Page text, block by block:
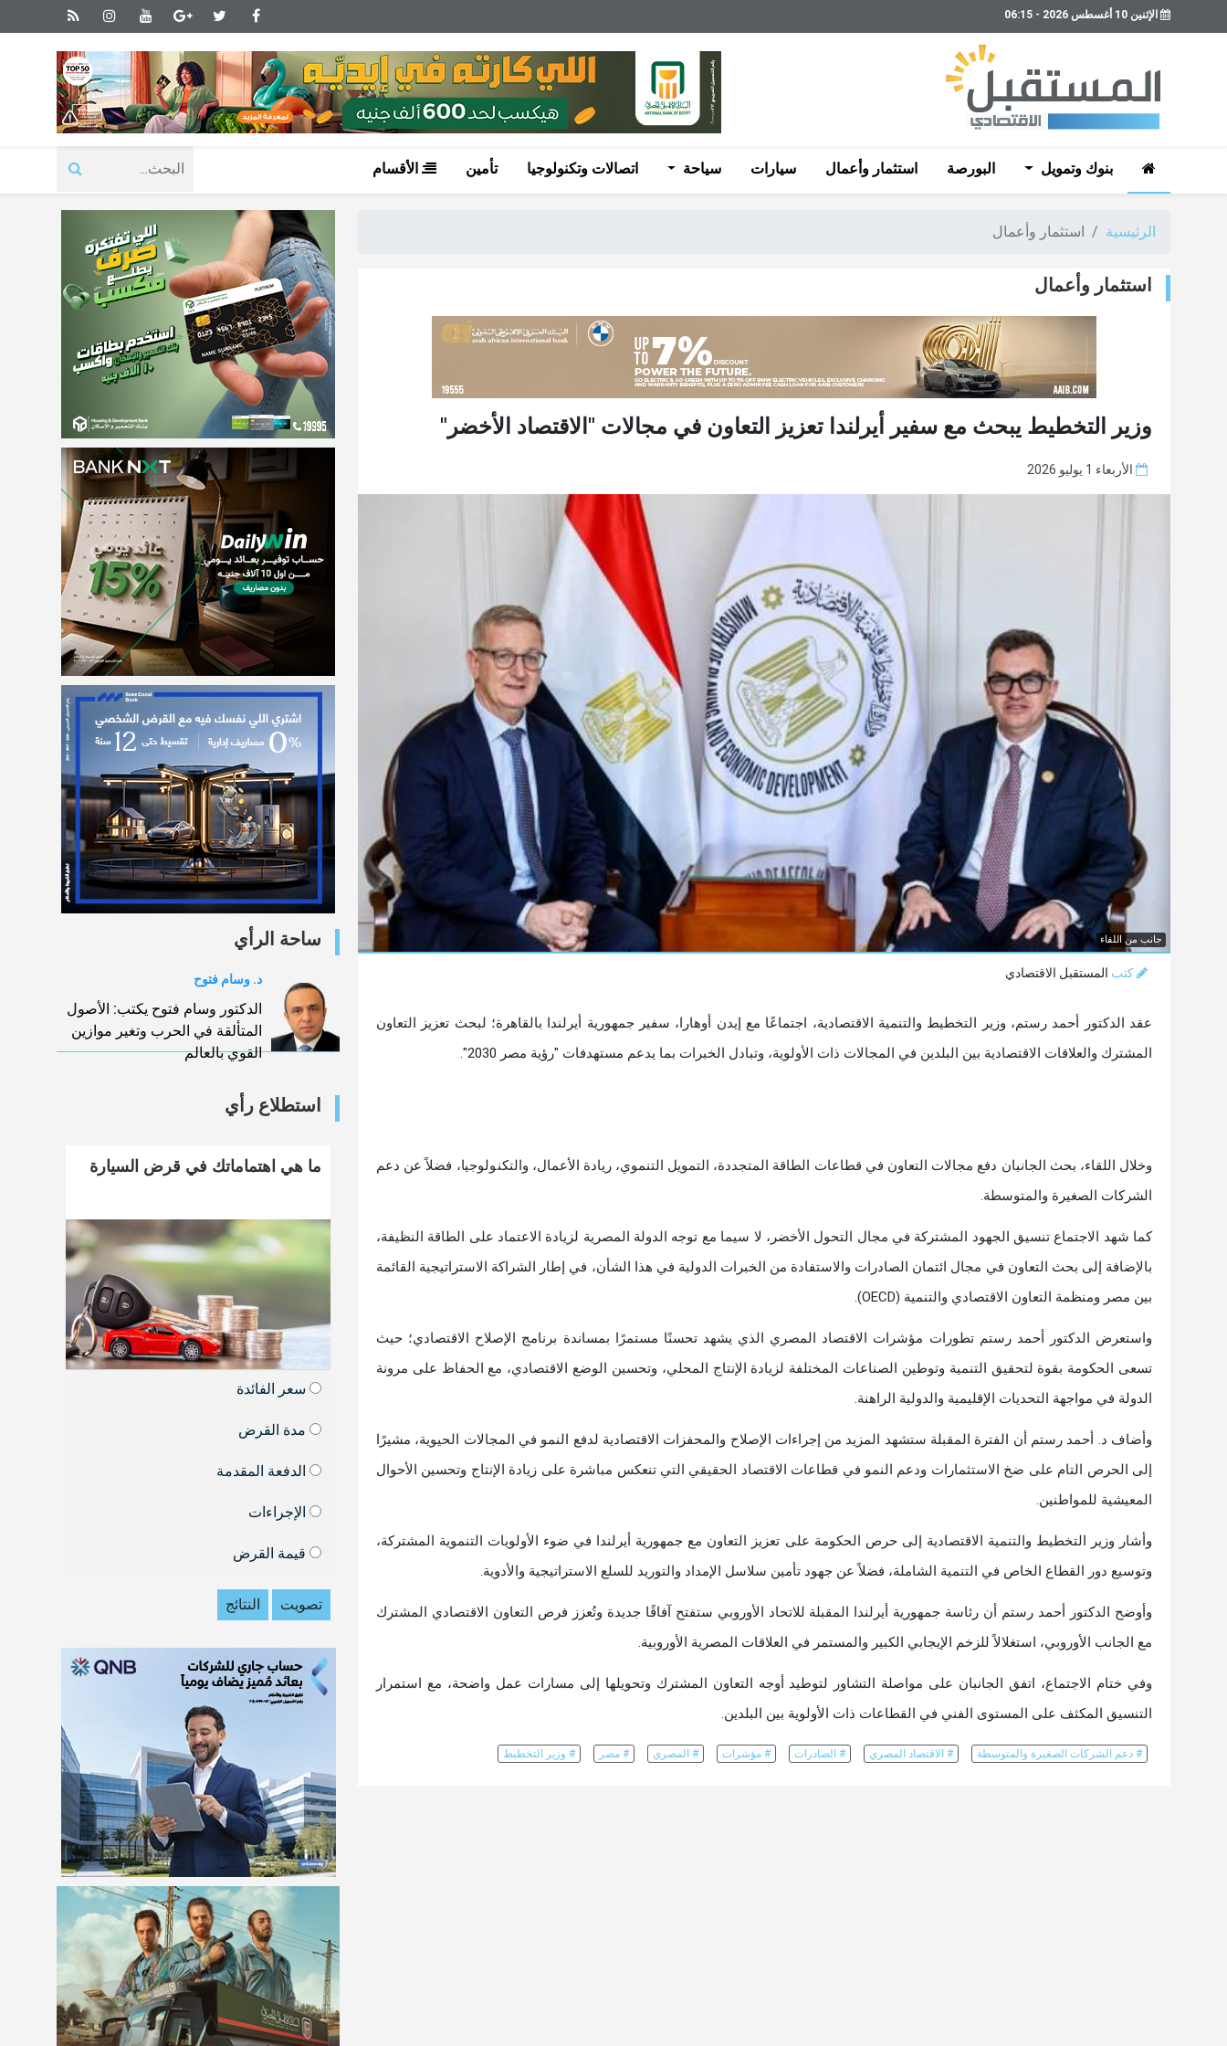
الإثنين 10 أغسطس 2026 - 06:15
بنوك وتمويل البورصة استثمار وأعمال سيارات سياحة اتصالات وتكنولوجيا تأمين الأقسام
الرئيسية استثمار وأعمال
استثمار وأعمال
وزير التخطيط يبحث مع سفير أيرلندا تعزيز التعاون في مجالات "الاقتصاد الأخضر"
الأربعاء 1 يوليو 2026
جانب من اللقاء
كتب المستقبل الاقتصادي
عقد الدكتور أحمد رستم، وزير التخطيط والتنمية الاقتصادية، اجتماعًا مع إيدن أوهارا، سفير جمهورية أيرلندا بالقاهرة؛ لبحث تعزيز التعاون
المشترك والعلاقات الاقتصادية بين البلدين في المجالات ذات الأولوية، وتبادل الخبرات بما يدعم مستهدفات "رؤية مصر 2030".
وخلال اللقاء، بحث الجانبان دفع مجالات التعاون في قطاعات الطاقة المتجددة، التمويل التنموي، ريادة الأعمال، والتكنولوجيا، فضلاً عن دعم
الشركات الصغيرة والمتوسطة.
كما شهد الاجتماع تنسيق الجهود المشتركة في مجال التحول الأخضر، لا سيما مع توجه الدولة المصرية لزيادة الاعتماد على الطاقة النظيفة،
بالإضافة إلى بحث التعاون في مجال ائتمان الصادرات والاستفادة من الخبرات الدولية في هذا الشأن، في إطار الشراكة الاستراتيجية القائمة
بين مصر ومنظمة التعاون الاقتصادي والتنمية (OECD).
واستعرض الدكتور أحمد رستم تطورات مؤشرات الاقتصاد المصري الذي يشهد تحسنًا مستمرًا بمساندة برنامج الإصلاح الاقتصادي؛ حيث
تسعى الحكومة بقوة لتحقيق التنمية وتوطين الصناعات المختلفة لزيادة الإنتاج المحلي، وتحسين الوضع الاقتصادي، مع الحفاظ على مرونة
الدولة في مواجهة التحديات الإقليمية والدولية الراهنة.
وأضاف د. أحمد رستم أن الفترة المقبلة ستشهد المزيد من إجراءات الإصلاح والمحفزات الاقتصادية لدفع النمو في المجالات الحيوية، مشيرًا
إلى الحرص التام على ضخ الاستثمارات ودعم النمو في قطاعات الاقتصاد الحقيقي التي تنعكس مباشرة على زيادة الإنتاج وتحسين الأحوال
المعيشية للمواطنين.
وأشار وزير التخطيط والتنمية الاقتصادية إلى حرص الحكومة على تعزيز التعاون مع جمهورية أيرلندا في ضوء الأولويات التنموية المشتركة،
وتوسيع دور القطاع الخاص في التنمية الشاملة، فضلاً عن جهود تأمين سلاسل الإمداد والتوريد للسلع الاستراتيجية والأدوية.
وأوضح الدكتور أحمد رستم أن رئاسة جمهورية أيرلندا المقبلة للاتحاد الأوروبي ستفتح آفاقًا جديدة وتُعزز فرص التعاون الاقتصادي المشترك
مع الجانب الأوروبي، استغلالاً للزخم الإيجابي الكبير والمستمر في العلاقات المصرية الأوروبية.
وفي ختام الاجتماع، اتفق الجانبان على مواصلة التشاور لتوطيد أوجه التعاون المشترك وتحويلها إلى مسارات عمل واضحة، مع استمرار
التنسيق المكثف على المستوى الفني في القطاعات ذات الأولوية بين البلدين.
# دعم الشركات الصغيرة والمتوسطة # الاقتصاد المصري # الصادرات # مؤشرات # المصري # مصر # وزير التخطيط
ساحة الرأي
د. وسام فتوح
الدكتور وسام فتوح يكتب: الأصول
المتألقة في الحرب وتغير موازين
القوي بالعالم
استطلاع رأي
ما هي اهتماماتك في قرض السيارة
سعر الفائدة
مدة القرض
الدفعة المقدمة
الإجراءات
قيمة القرض
تصويت النتائج